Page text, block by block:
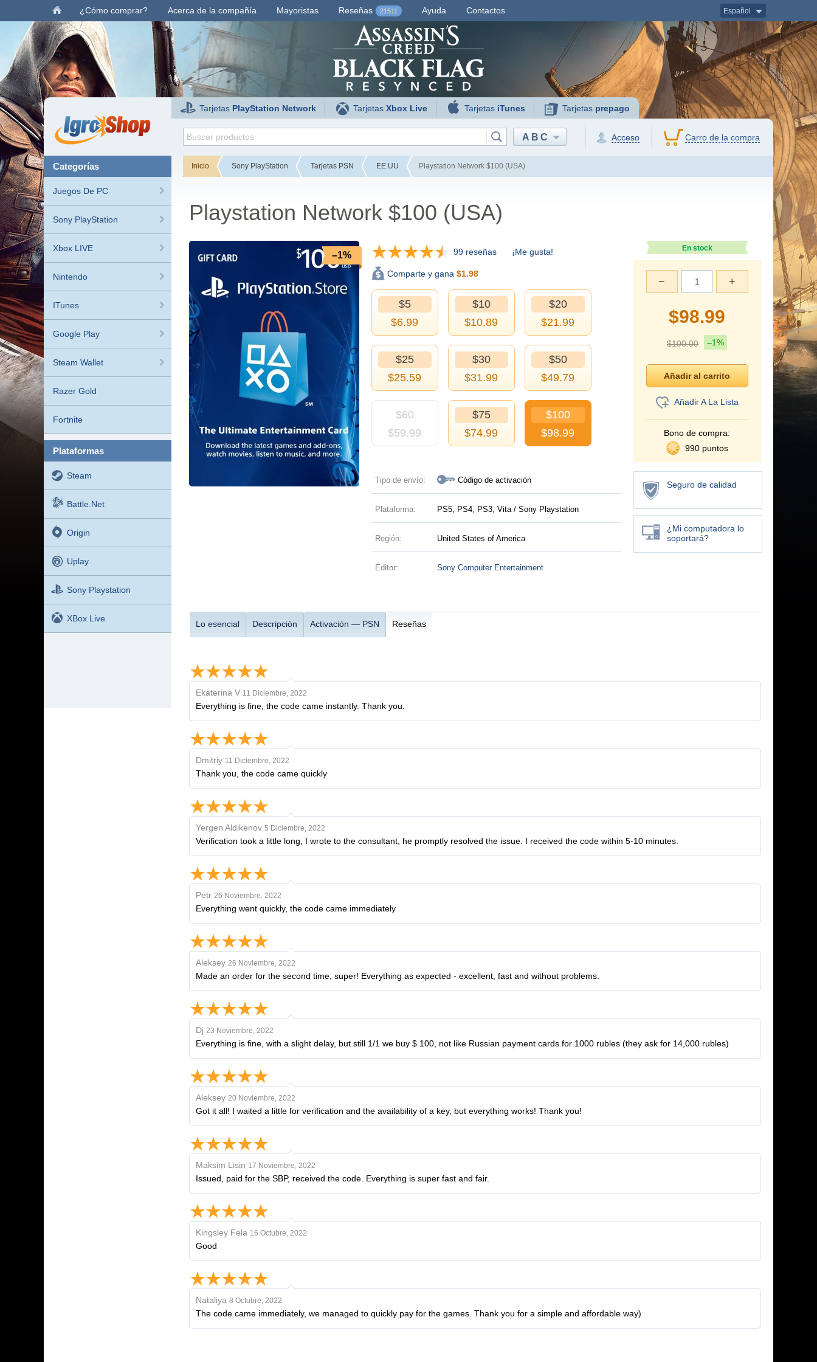
¿Cómo comprar? Acerca de la compañía Mayoristas Reseñas 21511 Ayuda Contactos Español
Tarjetas PlayStation Network TarjetasXbox Live Tarjetas iTunes Tarjetas prepago
ABC Acceso Carro de la compra
categorías
Juegos De PC
Sony PlayStation
Xbox LIVE
Nintendo
ITunes
Google Play
Steam Wallet
Razer Gold
Fortnite
plataformas
Steam
Battle.net
Origin
Uplay
Sony Playstation
XBox Live
Inicio Sony PlayStation Tarjetas PSN EE.UU Playstation Network $100 (USA)
Playstation Network $100 (USA)
–1% 99 reseñas ¡Me gusta!
Comparte y gana $1.98
$5
$6.99
$10
$10.89
$20
$21.99
$25
$25.59
$30
$31.99
$50
$49.79
$60
$59.99
$75
$74.99
$100
$98.99
Tipo de envío: Código de activación
Plataforma: PS5, PS4, PS3, Vita / Sony Playstation
Región: United States of America
Editor: Sony Computer Entertainment
En stock
+
−
$98.99
$100.00 –1%
Añadir A La Lista
Bono de compra:
990 puntos
Seguro de calidad
¿Mi computadora lo
soportará?
Lo esencial Descripción Activación — PSN Reseñas
Ekaterina V 11 Diciembre, 2022
Everything is fine, the code came instantly. Thank you.
Dmitriy 11 Diciembre, 2022
Thank you, the code came quickly
Yergen Aldikenov 5 Diciembre, 2022
Verification took a little long, I wrote to the consultant, he promptly resolved the issue. I received the code within 5-10 minutes.
Petr 26 Noviembre, 2022
Everything went quickly, the code came immediately
Aleksey 26 Noviembre, 2022
Made an order for the second time, super! Everything as expected - excellent, fast and without problems.
Dj 23 Noviembre, 2022
Everything is fine, with a slight delay, but still 1/1 we buy $ 100, not like Russian payment cards for 1000 rubles (they ask for 14,000 rubles)
Aleksey 20 Noviembre, 2022
Got it all! I waited a little for verification and the availability of a key, but everything works! Thank you!
Maksim Lisin 17 Noviembre, 2022
Issued, paid for the SBP, received the code. Everything is super fast and fair.
Kingsley Fela 16 Octubre, 2022
Good
Nataliya 8 Octubre, 2022
The code came immediately, we managed to quickly pay for the games. Thank you for a simple and affordable way)